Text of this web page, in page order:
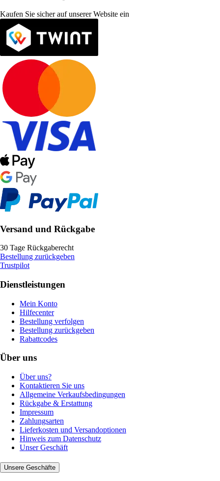
Kaufen Sie sicher auf unserer Website ein
Versand und Rückgabe
30 Tage Rückgaberecht
Bestellung zurückgeben
Trustpilot
Dienstleistungen
Mein Konto
Hilfecenter
Bestellung verfolgen
Bestellung zurückgeben
Rabattcodes
Über uns
Über uns?
Kontaktieren Sie uns
Allgemeine Verkaufsbedingungen
Rückgabe & Erstattung
Impressum
Zahlungsarten
Lieferkosten und Versandoptionen
Hinweis zum Datenschutz
Unser Geschäft
Unsere Geschäfte